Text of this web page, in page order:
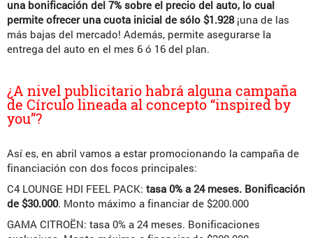
una bonificación del 7% sobre el precio del auto, lo cual
permite ofrecer una cuota inicial de sólo $1.928¡una de las
más bajas del mercado! Además, permite asegurarse la
entrega del auto en el mes 6 ó 16 del plan.
¿A nivel publicitario habrá alguna campaña
de Círculo lineada al concepto “inspired by
you”?
Así es, en abril vamos a estar promocionando la campaña de
financiación con dos focos principales:
C4 LOUNGE HDI FEEL PACK: tasa 0% a 24 meses. Bonificación
de $30.000. Monto máximo a financiar de $200.000
GAMA CITROËN: tasa 0% a 24 meses. Bonificaciones